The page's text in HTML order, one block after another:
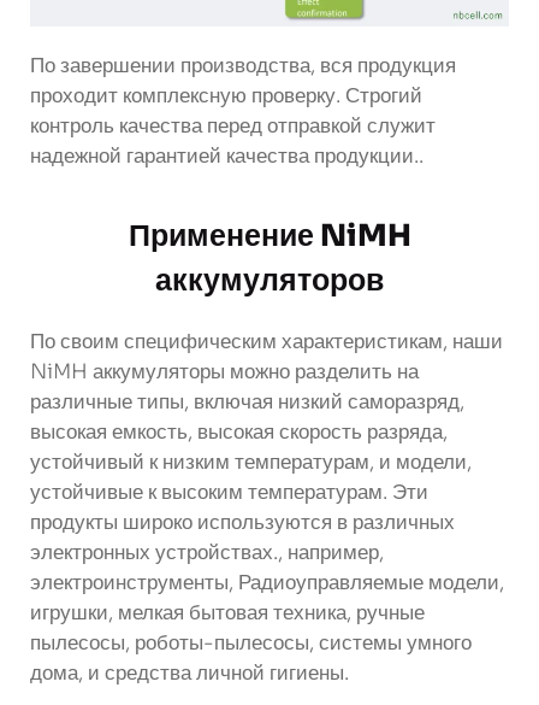
По завершении производства, вся продукция
проходит комплексную проверку. Строгий
контроль качества перед отправкой служит
надежной гарантией качества продукции..
Применение NiMH
аккумуляторов
По своим специфическим характеристикам, наши
NiMH аккумуляторы можно разделить на
различные типы, включая низкий саморазряд,
высокая емкость, высокая скорость разряда,
устойчивый к низким температурам, и модели,
устойчивые к высоким температурам. Эти
продукты широко используются в различных
электронных устройствах., например,
электроинструменты, Радиоуправляемые модели,
игрушки, мелкая бытовая техника, ручные
пылесосы, роботы-пылесосы, системы умного
дома, и средства личной гигиены.